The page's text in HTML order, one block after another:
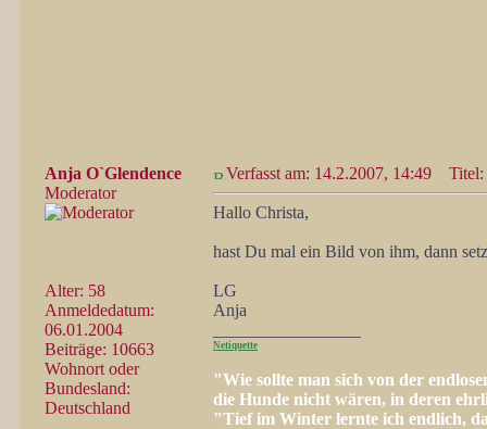
Anja O`Glendence
Moderator
Alter: 58
Anmeldedatum:
06.01.2004
Beiträge: 10663
Wohnort oder
Bundesland:
Deutschland
Verfasst am: 14.2.2007, 14:49 Titel:
Hallo Christa,
hast Du mal ein Bild von ihm, dann
LG
Anja
Netiquette
"Wie sollte man sich von der
die Hunde nicht wären, in deren
"Tief im Winter lernte ich endlich,